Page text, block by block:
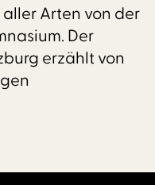
Arten von der
Der
erzählt von